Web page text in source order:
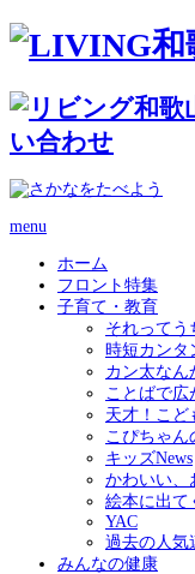
menu
ホーム
フロント特集
子育て・教育
それってう
時短カンタ
カン太なん
ことばで広
天才！こど
こぴちゃん
キッズNews
かわいい、
絵本に出て
YAC
過去の人気
みんなの健康